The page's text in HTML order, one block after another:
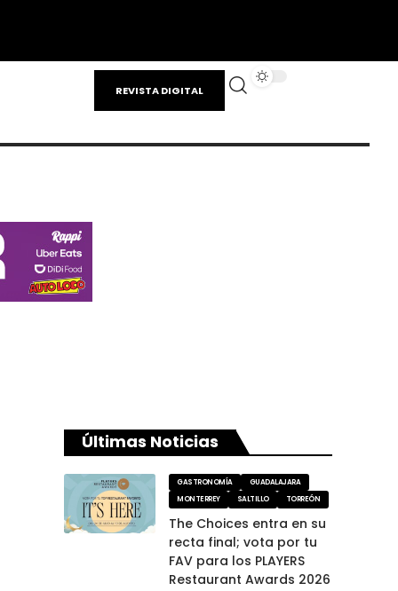
REVISTA DIGITAL
Últimas Noticias
GASTRONOMÍA
GUADALAJARA
MONTERREY
SALTILLO TORREÓN
The Choices entra en su
recta final; vota por tu
FAV para los PLAYERS
Restaurant Awards 2026